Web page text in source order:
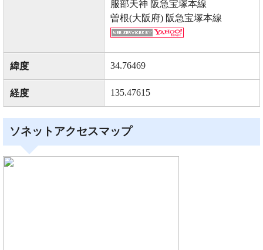
服部天神 阪急宝塚本線
曽根(大阪府) 阪急宝塚本線
緯度 34.76469
経度 135.47615
ソネットアクセスマップ